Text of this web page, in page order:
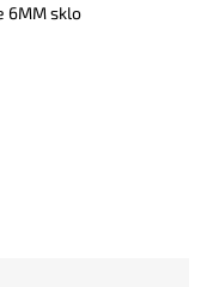
6MM sklo